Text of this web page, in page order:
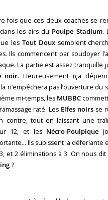
fois que ces deux coaches se
les airs du Poulpe Stadium.
les Tout Douxsemblent
Ils commencent par soudoyer
La partie est assez tranquille
noir. Heureusement (ça
n’empêchera pas l’ouverture
mi-temps, les MUBBC
raté. Les Elfes noirsse
contre, tout en laissant une
12, et les Nécro-Poulpique
Ils subissent la déferlante
et 2 éliminations à 3. On nous
?